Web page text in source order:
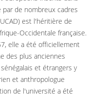
de nombreux cadres
est l'héritière de
Occidentale française.
elle a été officiellement
des plus anciennes
et étrangers y
et anthropologue
de l'université a été